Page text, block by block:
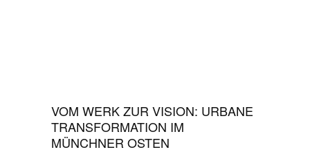
VOM WERK ZUR VISION: URBANE
TRANSFORMATION IM
MÜNCHNER OSTEN